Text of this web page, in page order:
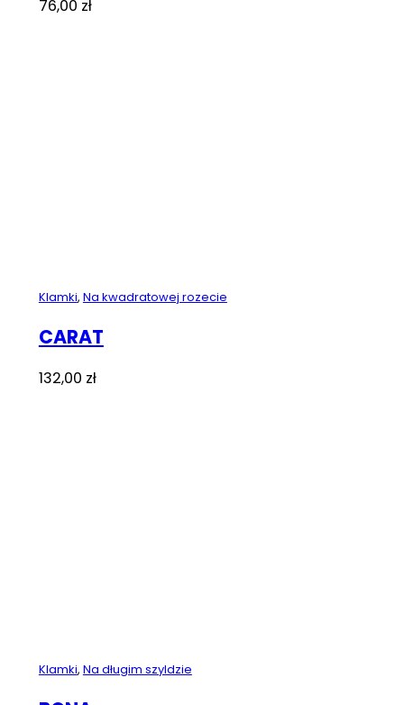
76,00 zł
Klamki, Na kwadratowej rozecie
CARAT
132,00 zł
Klamki, Na długim szyldzie